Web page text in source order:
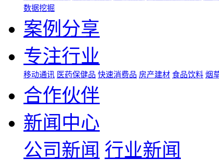
数据挖掘
案例分享
专注行业
移动通讯 医药保健品 快速消费品 房产建材 食品饮料 烟
合作伙伴
新闻中心
公司新闻 行业新闻